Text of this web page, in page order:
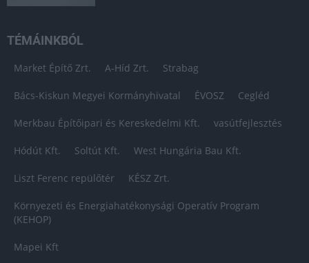
TÉMÁINKBÓL
Market Építő Zrt. A-Híd Zrt. Strabag
Bács-Kiskun Megyei Kormányhivatal ÉVOSZ Cegléd
Merkbau Építőipari és Kereskedelmi Kft. vasútfejlesztés
Hódút Kft. Soltút Kft. West Hungária Bau Kft.
Liszt Ferenc repülőtér KÉSZ Zrt.
Környezeti és Energiahatékonysági Operatív Program
(KEHOP)
Mapei Kft